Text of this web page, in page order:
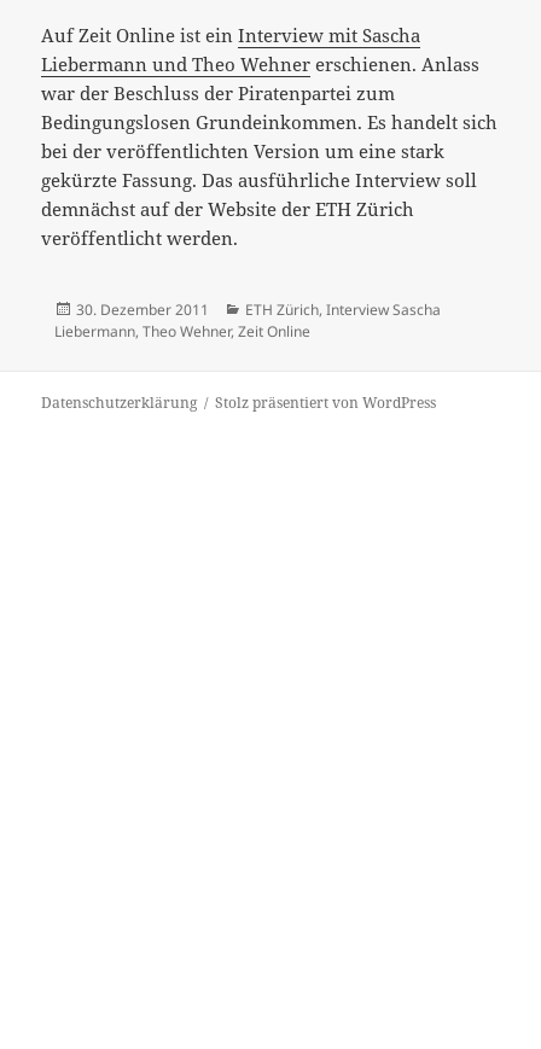
Auf Zeit Online ist einInterview mit Sascha
Liebermann und Theo Wehner erschienen. Anlass
war der Beschluss der Piratenpartei zum
Bedingungslosen Grundeinkommen. Es handelt sich
bei der veröffentlichten Version um eine stark
gekürzte Fassung. Das ausführliche Interview soll
demnächst auf der Website der ETH Zürich
veröffentlicht werden.
Veröffentlicht
am
30. Dezember 2011 Kategorien
ETH Zürich, Interview Sascha
Liebermann, Theo Wehner, Zeit Online
Datenschutzerklärung Stolz präsentiert von WordPress